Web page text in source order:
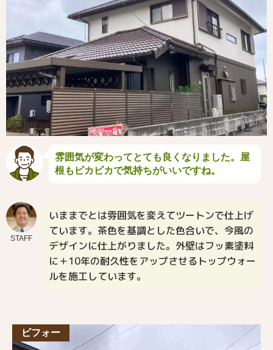
雰囲気が変わってとても良くなりました。屋
根もピカピカで気持ちがいいですね。
STAFF
いままでとは雰囲気を変えてツートンで仕上げ
ています。茶色を基調とした色合いで、今風の
デザインに仕上がりました。外壁はフッ素塗料
に＋10年の耐久性をアップさせるトップウォー
ルを施工しています。
ビフォー